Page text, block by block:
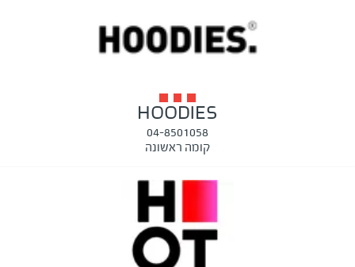
HOODIES
04-8501058
קומה ראשונה